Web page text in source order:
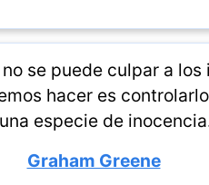
se puede culpar a
hacer es
especie de
Graham Greene